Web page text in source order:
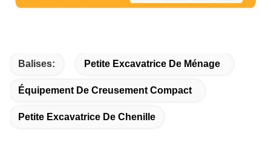
Balises: Petite Excavatrice De Ménage
Équipement De Creusement Compact
Petite Excavatrice De Chenille